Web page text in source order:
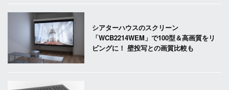
シアターハウスのスクリーン
「WCB2214WEM」で100型＆高画質をリ
ビングに！ 壁投写との画質比較も